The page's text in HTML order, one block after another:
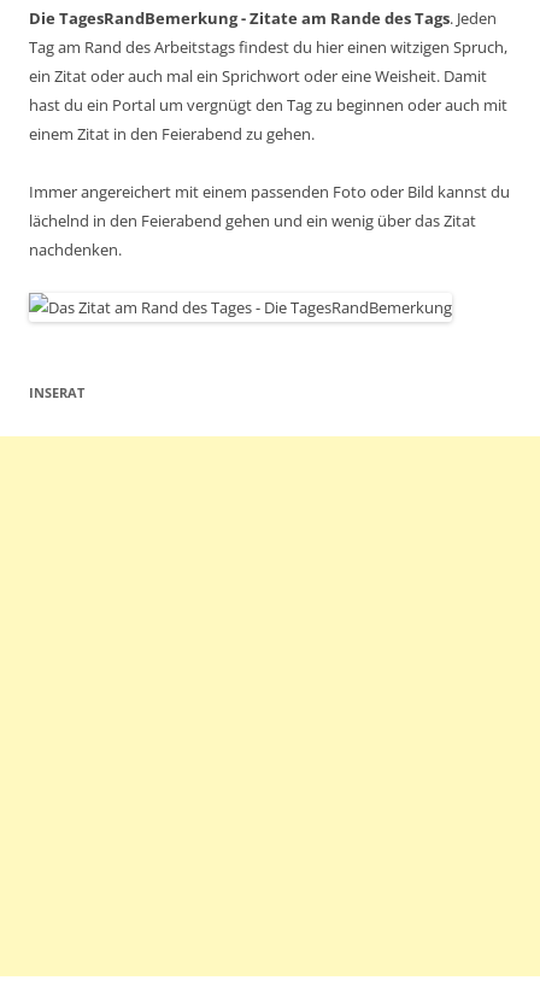
Die TagesRandBemerkung - Zitate am Rande des Tags. Jeden
Tag am Rand des Arbeitstags findest du hier einen witzigen Spruch,
ein Zitat oder auch mal ein Sprichwort oder eine Weisheit. Damit
hast du ein Portal um vergnügt den Tag zu beginnen oder auch mit
einem Zitat in den Feierabend zu gehen.
Immer angereichert mit einem passenden Foto oder Bild kannst du
lächelnd in den Feierabend gehen und ein wenig über das Zitat
nachdenken.
INSERAT